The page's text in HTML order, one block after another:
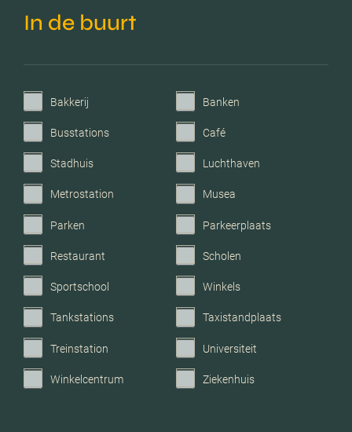
Verwarming
Voorzieningen
Mechanische ventilatie,
buitenzonwering,
Parkeerfaciliteiten
Openbaar parkeren, op
Garage
In de buurt
Bakkerij Banken
Busstations Café
Stadhuis Luchthaven
Metrostation Musea
Parken Parkeerplaats
Restaurant Scholen
Sportschool Winkels
Tankstations Taxistandplaats
Treinstation Universiteit
Winkelcentrum Ziekenhuis